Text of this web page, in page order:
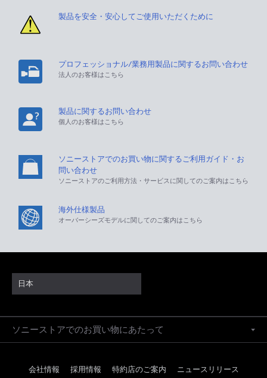
製品を安全・安心してご使用いただくために
プロフェッショナル/業務用製品に関するお問い合わせ
法人のお客様はこちら
製品に関するお問い合わせ
個人のお客様はこちら
ソニーストアでのお買い物に関するご利用ガイド・お
問い合わせ
ソニーストアのご利用方法・サービスに関してのご案内はこちら
海外仕様製品
オーバーシーズモデルに関してのご案内はこちら
日本
ソニーストアでのお買い物にあたって
会社情報 採用情報 特約店のご案内 ニュースリリース